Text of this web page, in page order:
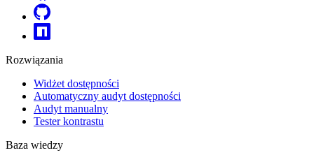
Rozwiązania
Widżet dostępności
Automatyczny audyt dostępności
Audyt manualny
Tester kontrastu
Baza wiedzy